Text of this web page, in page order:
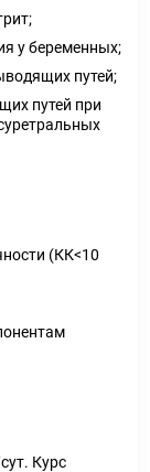
у беременных;
путей;
путей при
(КК<10
Курс